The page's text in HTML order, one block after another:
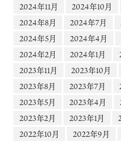
2024年11月
2024年10月
2024年8月
2024年7月
2024年5月
2024年4月
2024年2月
2024年1月
2023年11月
2023年10月
2023年8月
2023年7月
2023年5月
2023年4月
2023年2月
2023年1月
2022年10月
2022年9月